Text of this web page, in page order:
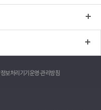
보처리기기운영·관리방침